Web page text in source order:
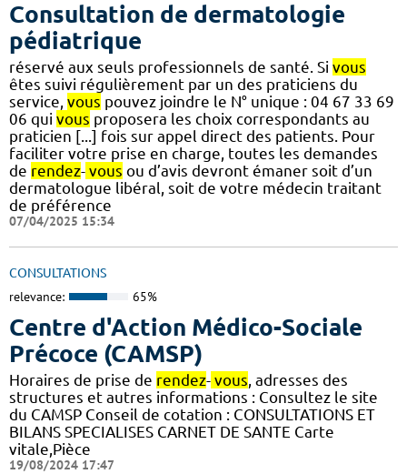
Consultation de dermatologie
pédiatrique
réservé aux seuls professionnels de santé. Si vous
êtes suivi régulièrement par un des praticiens du
service, vous pouvez joindre le N° unique : 04 67 33 69
06 qui vous proposera les choix correspondants au
praticien [...] fois sur appel direct des patients. Pour
faciliter votre prise en charge, toutes les demandes
de rendez- vous ou d’avis devront émaner soit d’un
dermatologue libéral, soit de votre médecin traitant
de préférence
07/04/2025 15:34
CONSULTATIONS
relevance: 65%
Centre d'Action Médico-Sociale
Précoce (CAMSP)
Horaires de prise de rendez- vous , adresses des
structures et autres informations : Consultez le site
du CAMSP Conseil de cotation : CONSULTATIONS ET
BILANS SPECIALISES CARNET DE SANTE Carte
vitale,Pièce
19/08/2024 17:47